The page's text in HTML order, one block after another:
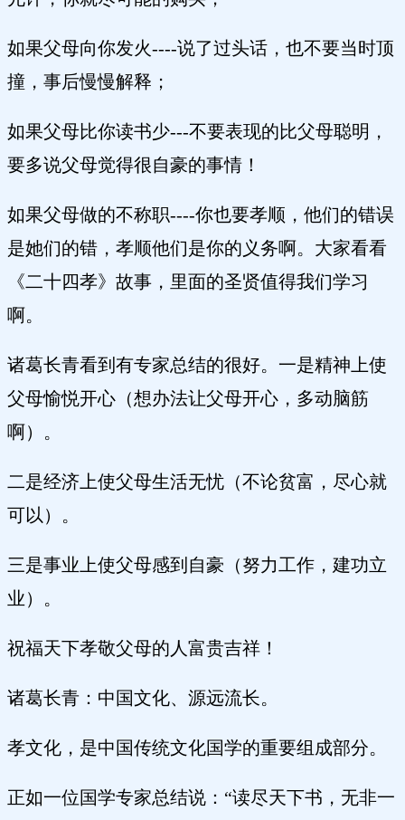
如果父母向你发火----说了过头话，也不要当时顶
撞，事后慢慢解释；
如果父母比你读书少---不要表现的比父母聪明，
要多说父母觉得很自豪的事情！
如果父母做的不称职----你也要孝顺，他们的错误
是她们的错，孝顺他们是你的义务啊。大家看看
《二十四孝》故事，里面的圣贤值得我们学习
啊。
诸葛长青看到有专家总结的很好。一是精神上使
父母愉悦开心（想办法让父母开心，多动脑筋
啊）。
二是经济上使父母生活无忧（不论贫富，尽心就
可以）。
三是事业上使父母感到自豪（努力工作，建功立
业）。
祝福天下孝敬父母的人富贵吉祥！
诸葛长青：中国文化、源远流长。
孝文化，是中国传统文化国学的重要组成部分。
正如一位国学专家总结说：“读尽天下书，无非一